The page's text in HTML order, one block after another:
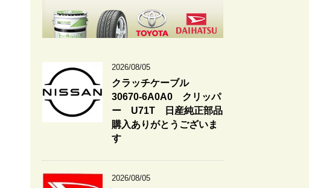
2026/08/05
クラッチケーブル
30670-6A0A0 クリッパ
ー U71T 日産純正部品
購入ありがとうございま
す
2026/08/05